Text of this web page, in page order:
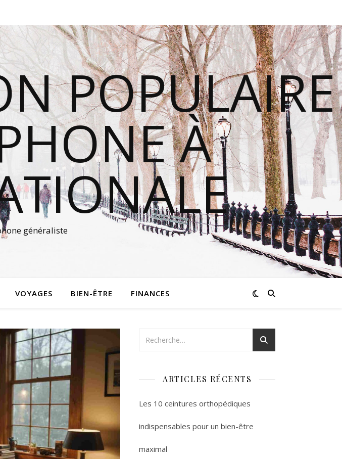
POPULAIRE
À
généraliste
VOYAGES BIEN-ÊTRE FINANCES
ARTICLES RÉCENTS
Les 10 ceintures orthopédiques
indispensables pour un bien-être
maximal